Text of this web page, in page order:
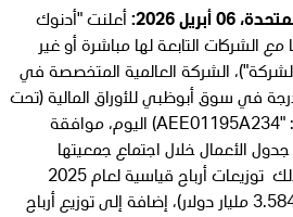
2026:
أعلنت "أدنوك
الشركات التابعة لها مباشرة أو غير
الشركة العالمية المتخصصة في
في سوق أبوظبي للأوراق المالية (تحت
الرمز:"ADNOCGAS"والرقم: "AEE01195A234) اليوم، موافقة
الأعمال خلال اجتماع جمعيتها
العمومية السنوي، بما في ذلك توزيعات أرباح قياسية لعام 2025
بقيمة 13.162 مليار درهم (3.584 مليار دولار)، إضافة إلى توزيع أرباح